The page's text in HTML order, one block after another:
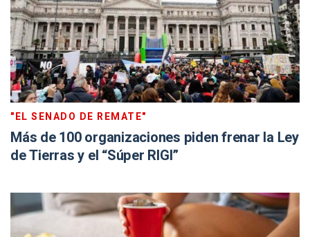
"EL SENADO DE REMATE"
Más de 100 organizaciones piden frenar la Ley
de Tierras y el “Súper RIGI”